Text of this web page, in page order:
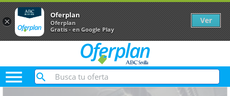

×
Oferplan
Oferplan
Gratis - en Google Play
Ver